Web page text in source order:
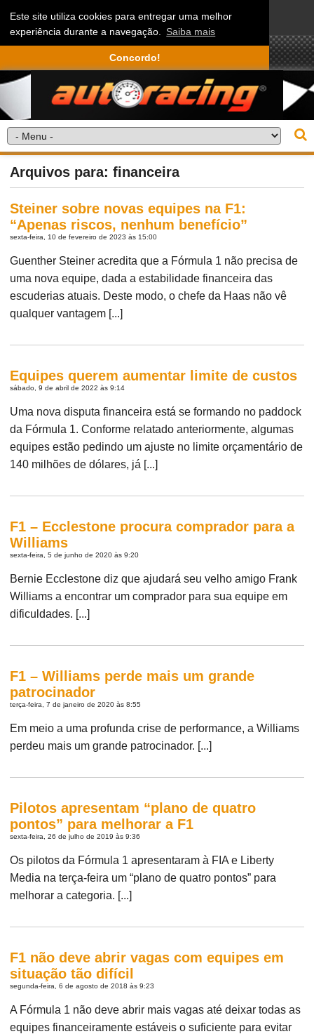
Este site utiliza cookies para entregar uma melhor
experiência durante a navegação. Saiba mais
Concordo!
Arquivos para: financeira
Steiner sobre novas equipes na F1:
“Apenas riscos, nenhum benefício”
sexta-feira, 10 de fevereiro de 2023 às 15:00
Guenther Steiner acredita que a Fórmula 1 não precisa de
uma nova equipe, dada a estabilidade financeira das
escuderias atuais. Deste modo, o chefe da Haas não vê
qualquer vantagem [...]
Equipes querem aumentar limite de custos
sábado, 9 de abril de 2022 às 9:14
Uma nova disputa financeira está se formando no paddock
da Fórmula 1. Conforme relatado anteriormente, algumas
equipes estão pedindo um ajuste no limite orçamentário de
140 milhões de dólares, já [...]
F1 – Ecclestone procura comprador para a
Williams
sexta-feira, 5 de junho de 2020 às 9:20
Bernie Ecclestone diz que ajudará seu velho amigo Frank
Williams a encontrar um comprador para sua equipe em
dificuldades. [...]
F1 – Williams perde mais um grande
patrocinador
terça-feira, 7 de janeiro de 2020 às 8:55
Em meio a uma profunda crise de performance, a Williams
perdeu mais um grande patrocinador. [...]
Pilotos apresentam “plano de quatro
pontos” para melhorar a F1
sexta-feira, 26 de julho de 2019 às 9:36
Os pilotos da Fórmula 1 apresentaram à FIA e Liberty
Media na terça-feira um “plano de quatro pontos” para
melhorar a categoria. [...]
F1 não deve abrir vagas com equipes em
situação tão difícil
segunda-feira, 6 de agosto de 2018 às 9:23
A Fórmula 1 não deve abrir mais vagas até deixar todas as
equipes financeiramente estáveis o suficiente para evitar